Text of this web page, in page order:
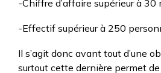
-Chiffre d’affaire supérieur à 30
-Effectif supérieur à 250
Il s’agit donc avant tout d’une
surtout cette dernière permet